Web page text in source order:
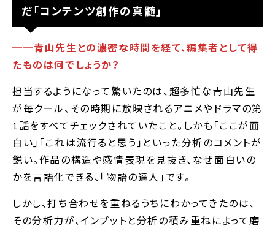
だ｢コンテンツ創作の真髄｣
──青山先生との濃密な時間を経て、編集者として得
たものは何でしょうか？
担当するようになって驚いたのは、超多忙な青山先生
が毎クール、その時期に放映されるアニメやドラマの第
1話をすべてチェックされていたこと。しかも｢ここが面
白い｣｢これは流行ると思う｣といった分析のコメントが
鋭い。作品の構造や感情表現を見抜き、なぜ面白いの
かを言語化できる、｢物語の達人｣です。
しかし、打ち合わせを重ねるうちにわかってきたのは、
その分析力が、インプットと分析の積み重ねによって磨